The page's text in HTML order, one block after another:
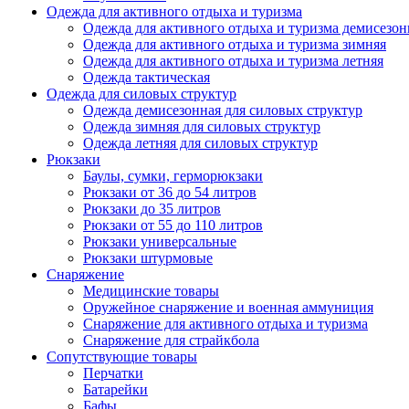
Одежда для активного отдыха и туризма
Одежда для активного отдыха и туризма
Одежда для активного отдыха и туризма зимняя
Одежда для активного отдыха и туризма летняя
Одежда тактическая
Одежда для силовых структур
Одежда демисезонная для силовых структур
Одежда зимняя для силовых структур
Одежда летняя для силовых структур
Рюкзаки
Баулы, сумки, герморюкзаки
Рюкзаки от 36 до 54 литров
Рюкзаки до 35 литров
Рюкзаки от 55 до 110 литров
Рюкзаки универсальные
Рюкзаки штурмовые
Снаряжение
Медицинские товары
Оружейное снаряжение и военная аммуниция
Снаряжение для активного отдыха и туризма
Снаряжение для страйкбола
Сопутствующие товары
Перчатки
Батарейки
Бафы